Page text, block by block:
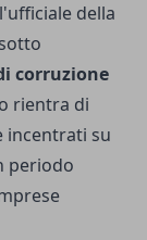
della
corruzione
rientra di
incentrati su
periodo